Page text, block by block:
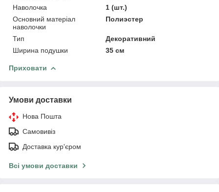
Наволочка
1 (шт.)
Основний матеріал
наволочки
Полиэстер
Тип
Декоративний
Ширина подушки
35 см
Приховати
Умови доставки
Нова Пошта
Самовивіз
Доставка кур'єром
Всі умови доставки